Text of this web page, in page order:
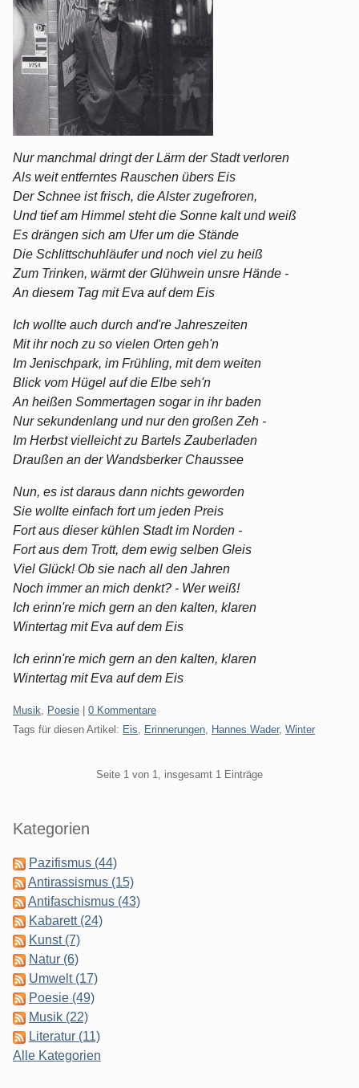
Nur manchmal dringt der Lärm der Stadt verloren
Als weit entferntes Rauschen übers Eis
Der Schnee ist frisch, die Alster zugefroren,
Und tief am Himmel steht die Sonne kalt und weiß
Es drängen sich am Ufer um die Stände
Die Schlittschuhläufer und noch viel zu heiß
Zum Trinken, wärmt der Glühwein unsre Hände -
An diesem Tag mit Eva auf dem Eis
Ich wollte auch durch and're Jahreszeiten
Mit ihr noch zu so vielen Orten geh'n
Im Jenischpark, im Frühling, mit dem weiten
Blick vom Hügel auf die Elbe seh'n
An heißen Sommertagen sogar in ihr baden
Nur sekundenlang und nur den großen Zeh -
Im Herbst vielleicht zu Bartels Zauberladen
Draußen an der Wandsberker Chaussee
Nun, es ist daraus dann nichts geworden
Sie wollte einfach fort um jeden Preis
Fort aus dieser kühlen Stadt im Norden -
Fort aus dem Trott, dem ewig selben Gleis
Viel Glück! Ob sie nach all den Jahren
Noch immer an mich denkt? - Wer weiß!
Ich erinn're mich gern an den kalten, klaren
Wintertag mit Eva auf dem Eis
Ich erinn're mich gern an den kalten, klaren
Wintertag mit Eva auf dem Eis
Kategorien:
Musik Poesie
0 Kommentare
Tags für diesen Artikel: Eis Erinnerungen Hannes Wader, Winter
Seite 1 von 1, insgesamt 1 Einträge
Seitenleiste
Kategorien
Pazifismus (44)
Antirassismus (15)
Antifaschismus (43)
Kabarett (24)
Kunst (7)
Natur (6)
Umwelt (17)
Poesie (49)
Musik (22)
Literatur (11)
Alle Kategorien